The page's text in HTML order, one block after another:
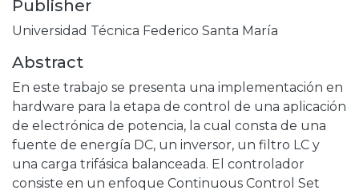
Publisher
Universidad Técnica Federico Santa María
Abstract
En este trabajo se presenta una implementación en
hardware para la etapa de control de una aplicación
de electrónica de potencia, la cual consta de una
fuente de energía DC, un inversor, un filtro LC y
una carga trifásica balanceada. El controlador
consiste en un enfoque Continuous Control Set